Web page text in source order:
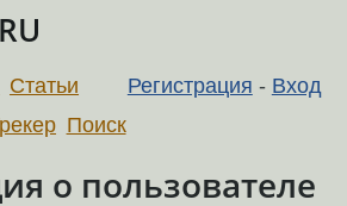
Регистрация - Вход
Статьи
Поиск
о пользователе